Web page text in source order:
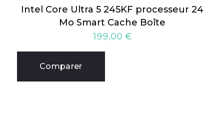
Intel Core Ultra 5 245KF processeur 24
Mo Smart Cache Boîte
199,00 €
Comparer